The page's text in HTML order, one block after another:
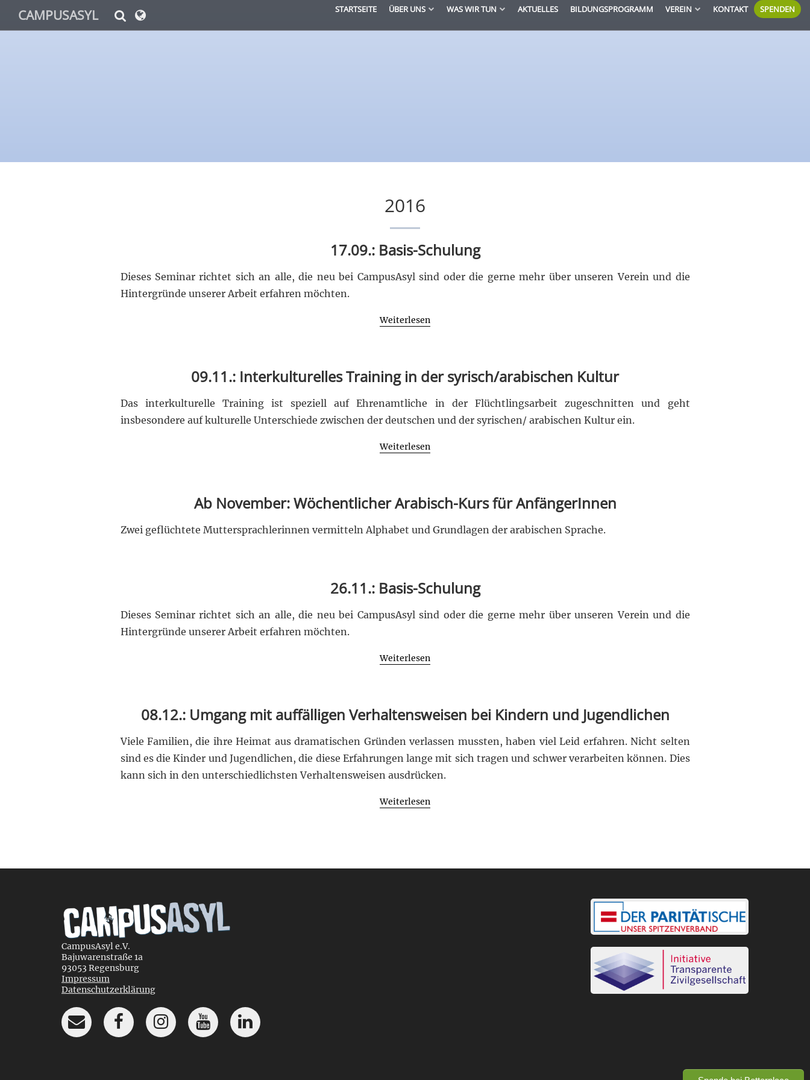
CAMPUSASYL STARTSEITE ÜBER UNS WAS WIR TUN AKTUELLES BILDUNGSPROGRAMM VEREIN KONTAKT SPENDEN
2016
17.09.: Basis-Schulung
Dieses Seminar richtet sich an alle, die neu bei CampusAsyl sind oder die gerne mehr über unseren Verein und die
Hintergründe unserer Arbeit erfahren möchten.
Weiterlesen
09.11.: Interkulturelles Training in der syrisch/arabischen Kultur
Das interkulturelle Training ist speziell auf Ehrenamtliche in der Flüchtlingsarbeit zugeschnitten und geht
insbesondere auf kulturelle Unterschiede zwischen der deutschen und der syrischen/ arabischen Kultur ein.
Weiterlesen
Ab November: Wöchentlicher Arabisch-Kurs für AnfängerInnen
Zwei geflüchtete Muttersprachlerinnen vermitteln Alphabet und Grundlagen der arabischen Sprache.
26.11.: Basis-Schulung
Dieses Seminar richtet sich an alle, die neu bei CampusAsyl sind oder die gerne mehr über unseren Verein und die
Hintergründe unserer Arbeit erfahren möchten.
Weiterlesen
08.12.: Umgang mit auffälligen Verhaltensweisen bei Kindern und Jugendlichen
Viele Familien, die ihre Heimat aus dramatischen Gründen verlassen mussten, haben viel Leid erfahren. Nicht selten
sind es die Kinder und Jugendlichen, die diese Erfahrungen lange mit sich tragen und schwer verarbeiten können. Dies
kann sich in den unterschiedlichsten Verhaltensweisen ausdrücken.
Weiterlesen
CampusAsyl e.V.
Bajuwarenstraße 1a
93053 Regensburg
Impressum
Datenschutzerklärung